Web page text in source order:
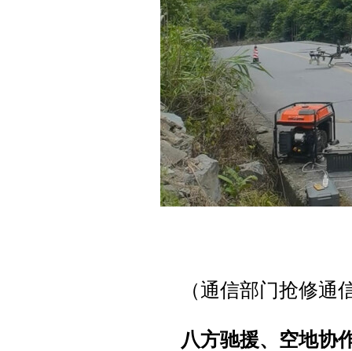
（通信部门抢修通
八方驰援、空地协